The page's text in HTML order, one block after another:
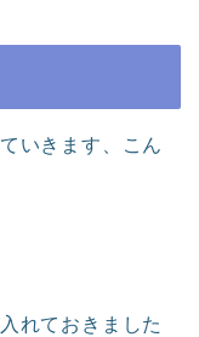
いきます、こん
れておきました